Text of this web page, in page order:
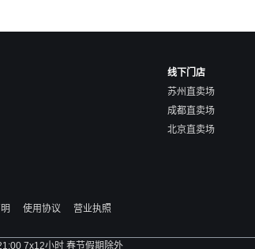
线下门店
苏州直卖场
成都直卖场
北京直卖场
使用协议 营业执照
7x12小时 春节假期除外